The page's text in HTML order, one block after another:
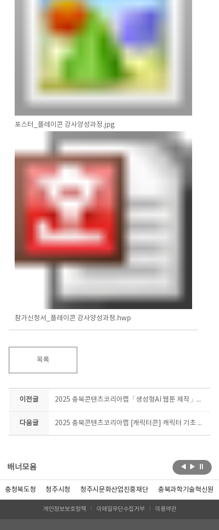
포스터_플레이콘 강사양성과정.jpg
참가신청서_플레이콘 강사양성과정.hwp
목록
이전글 2025 충북콘텐츠코리아랩「생성형AI 웹툰 제작」교육 수강생 모집공고
다음글 2025 충북콘텐츠코리아랩 [캐릭터콘] 캐릭터 기초 창작과정 합격자 안내
배너모음
충청북도청 청주시청 청주시문화산업진흥재단 충북과학기술혁신원
개인정보보호정책 이메일무단수집거부 이용약관